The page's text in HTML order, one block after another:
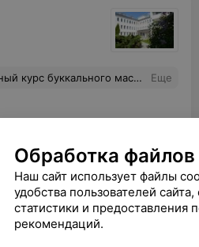
На ресепшене всегда приветливые и внимательные администраторы- это тоже очень важно! Благодарю администрацию за грамотную организацию работы центра! Еще
Обработка
Наш сайт использует файлы
удобства пользователей
статистики и предоставления
рекомендаций.